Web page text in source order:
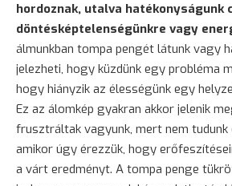
hordoznak, utalva hatékonyságunk
döntésképtelenségünkre vagy
álmunkban tompa pengét látunk vagy
jelezheti, hogy küzdünk egy probléma
hogy hiányzik az élességünk egy
Ez az álomkép gyakran akkor jelenik
frusztráltak vagyunk, mert nem tudunk
amikor úgy érezzük, hogy
a várt eredményt. A tompa penge